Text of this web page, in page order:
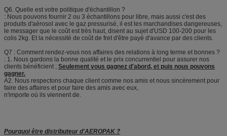
Q6. Quelle est votre politique d'échantillon ?
: Nous pouvons fournir 2 ou 3 échantillons pour libre, mais aussi c'est des
produits d'aérosol avec le gaz pressurisé, il est les marchandises dangereuses,
le messager que le coût est très haut, disent au sujet d'USD 100-200 pour les
colis 2kg. Et la nécessité de coût de fret d'être payé d'avance par des clients.
Q7 : Comment rendez-vous nos affaires des relations à long terme et bonnes ?
: 1. Nous gardons la bonne qualité et le prix concurrentiel pour assurer nos
clients bénéficient ; Seulement vous gagnez d'abord, et puis nous pouvons
gagner.
A2. Nous respectons chaque client comme nos amis et nous sincèrement pour
faire des affaires et pour faire des amis avec eux,
n'importe où ils viennent de.
Pourquoi être distributeur d'AEROPAK ?